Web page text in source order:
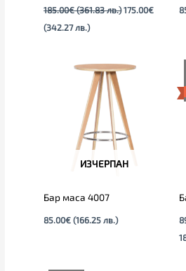
185.00€ (361.83 лв.) 175.00€
(342.27 лв.)
ИЗЧЕРПАН
Бар маса 4007
85.00€ (166.25 лв.)